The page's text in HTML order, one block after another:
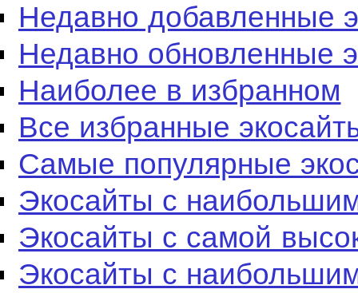
Недавно добавленные
Недавно обновленные
Наиболее в избранном
Все избранные
Самые популярные
Экосайты с
Экосайты с самой
Экосайты с